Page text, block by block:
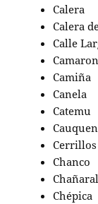
Calera
Calera
Calle
Camiña
Canela
Catemu
Cerrillos
Chanco
Chañaral
Chépica